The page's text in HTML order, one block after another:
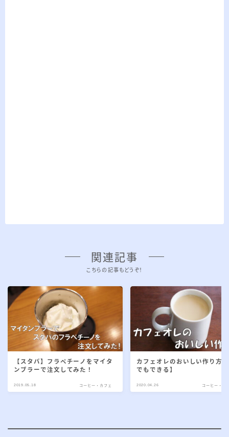
関連記事
こちらの記事もどうぞ！
【スタバ】フラペチーノをマイタ
ンブラーで注文してみた！
2019.05.18 コーヒー・カフェ
カフェオレのおいしい作り方
でもできる】
2020.04.26 コーヒー・カ